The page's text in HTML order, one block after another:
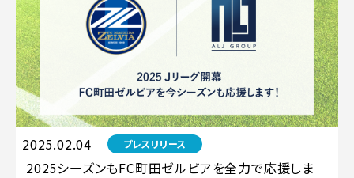
2025.02.04 プレスリリース
2025シーズンもFC町田ゼルビアを全力で応援しま